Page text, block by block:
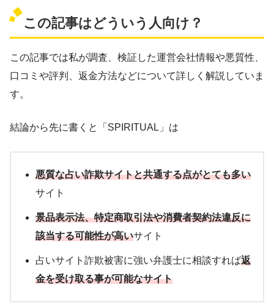
この記事はどういう人向け？
この記事では私が調査、検証した運営会社情報や悪質性、
口コミや評判、返金方法などについて詳しく解説していま
す。
結論から先に書くと「SPIRITUAL」は
悪質な占い詐欺サイトと共通する点がとても多い
サイト
景品表示法、特定商取引法や消費者契約法違反に
該当する可能性が高いサイト
占いサイト詐欺被害に強い弁護士に相談すれば返
金を受け取る事が可能なサイト